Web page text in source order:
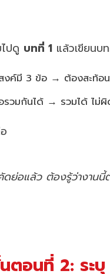
ปดู บทที่ 1 แล้วเขียนบ
งค์มี 3 ข้อ → ต้องสะท้อ
รวมกันได้ → รวมได้ ไม่
ย่อแล้ว ต้องรู้ว่างานนี้ตั้
ตอนที่ 2: ระ